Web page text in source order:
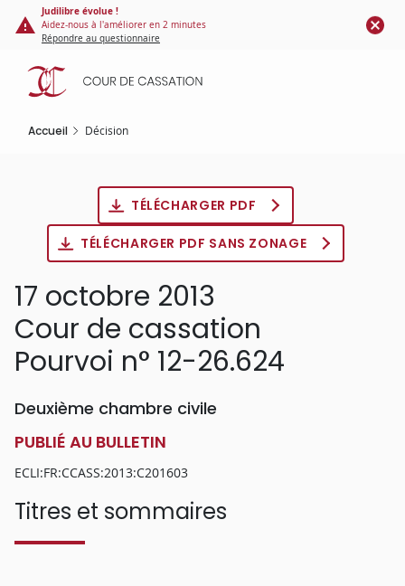
Panneau de gestion des cookies
contenu
principal
Judilibre évolue !
Aidez-nous à l'améliorer en 2 minutes
Répondre au questionnaire
Accueil Décision
TÉLÉCHARGER PDF
TÉLÉCHARGER PDF SANS ZONAGE
17 octobre 2013
Cour de cassation
Pourvoi n° 12-26.624
Deuxième chambre civile
PUBLIÉ AU BULLETIN
ECLI:FR:CCASS:2013:C201603
Titres et sommaires